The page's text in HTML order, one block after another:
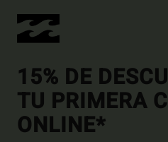
15% DE
TU PRIMERA
ONLINE*